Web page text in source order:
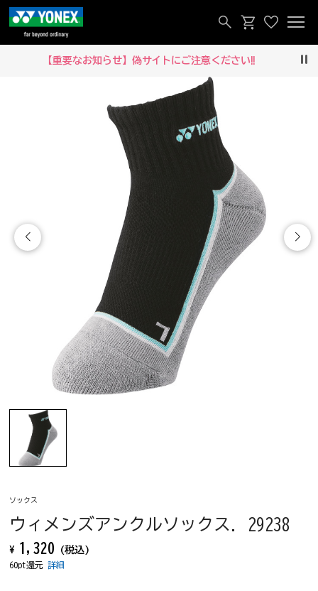
【重要なお知らせ】偽サイトにご注意ください‼
ソックス
ウィメンズアンクルソックス. 29238
¥ 1,320 (税込)
60pt還元詳細